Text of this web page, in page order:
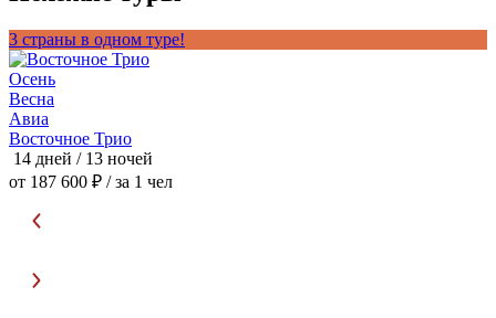
3 страны в одном туре!
Осень
Весна
Авиа
Восточное Трио
14 дней / 13 ночей
от 187 600 ₽ / за 1 чел